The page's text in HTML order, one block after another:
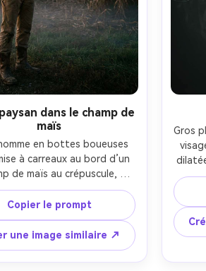
dans le champ de
maïs
en bottes boueuses
à carreaux au bord d’un
de maïs au crépuscule,
de lanternes et silhouettes
à peine visibles dans les
basse, l’heure dorée
dans le bleu, objectif
règle des tiers,
textures
Copier le prompt
une image similaire ↗
Gros